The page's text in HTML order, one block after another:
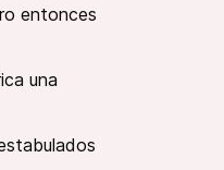
entonces
una